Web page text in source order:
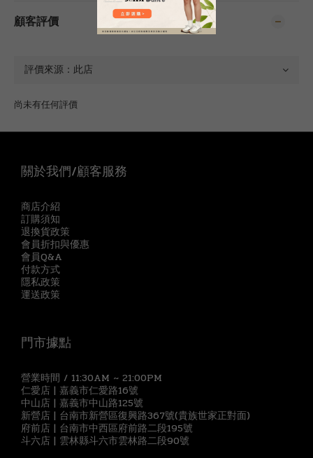
顧客評價
尚未有任何評價
關於我們/顧客服務
商店介紹
訂購須知
退換貨政策
會員折扣與優惠
會員Q&A
付款方式
隱私政策
運送政策
門市據點
營業時間 / 11:30AM ~ 21:00PM
仁愛店 | 嘉義市仁愛路16號
中山店 | 嘉義市中山路125號
新營店 | 台南市新營區復興路367號(貴族世家正對面)
府前店 | 台南市中西區府前路二段195號
斗六店 | 雲林縣斗六市雲林路二段90號